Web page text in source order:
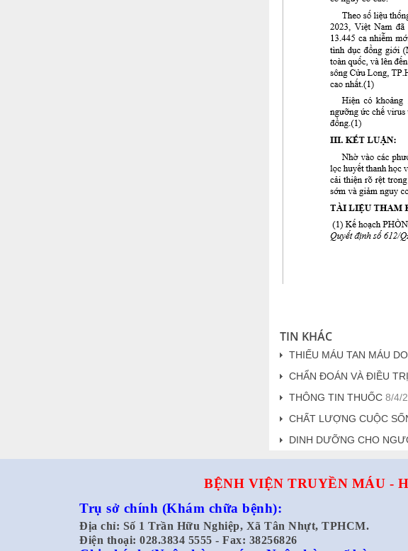
TIN KHÁC
THIẾU MÁU TAN MÁU
CHẨN ĐOÁN VÀ ĐIỀU
THÔNG TIN THUỐC 8/4/
CHẤT LƯỢNG CUỘC
DINH DƯỠNG CHO
BỆNH VIỆN TRUYỀN MÁU -
Trụ sở chính (Khám chữa bệnh):
Địa chỉ: Số 1 Trần Hữu Nghiệp, Xã Tân Nhựt, TPHCM.
Điện thoại: 028.3834 5555 - Fax: 38256826